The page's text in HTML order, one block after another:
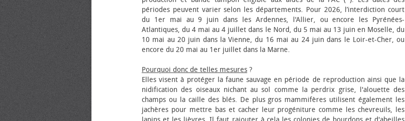
périodes peuvent varier selon les départements. Pour 2026, l’interdiction court
du 1er mai au 9 juin dans les Ardennes, l'Allier, ou encore les Pyrénées-
Atlantiques, du 4 mai au 4 juillet dans le Nord, du 5 mai au 13 juin en Moselle, du
10 mai au 20 juin dans la Vienne, du 16 mai au 24 juin dans le Loir-et-Cher, ou
encore du 20 mai au 1er juillet dans la Marne.
Pourquoi donc de telles mesures ?
Elles visent à protéger la faune sauvage en période de reproduction ainsi que la
nidification des oiseaux nichant au sol comme la perdrix grise, l'alouette des
champs ou la caille des blés. De plus gros mammifères utilisent également les
jachères pour mettre bas et cacher leur progéniture comme les chevreuils, les